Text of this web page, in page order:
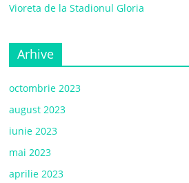
Vioreta de la Stadionul Gloria
Arhive
octombrie 2023
august 2023
iunie 2023
mai 2023
aprilie 2023